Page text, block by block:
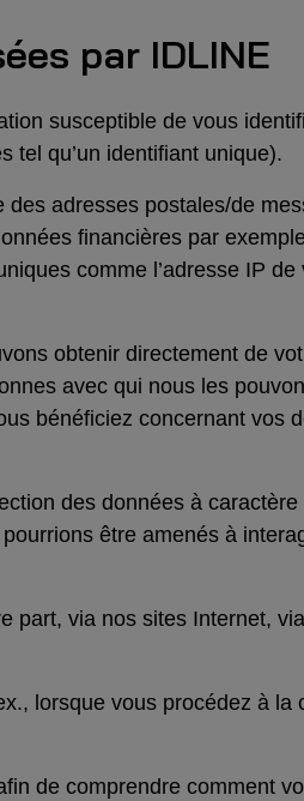
par IDLINE
susceptible de vous
tel qu’un identifiant unique).
adresses postales/de
financières par
comme l’adresse IP de
obtenir directement de
avec qui nous les
bénéficiez concernant vos
des données à caractère
être amenés à
part, via nos sites Internet,
lorsque vous procédez à la
de comprendre comment